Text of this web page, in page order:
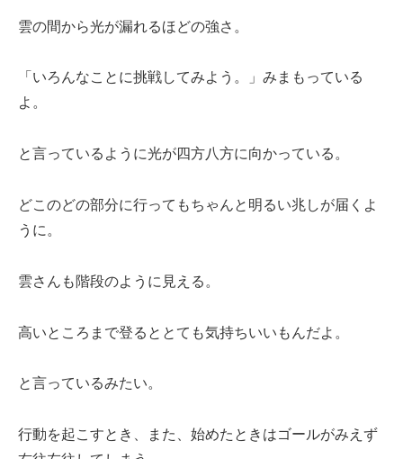
雲の間から光が漏れるほどの強さ。
「いろんなことに挑戦してみよう。」みまもっている
よ。
と言っているように光が四方八方に向かっている。
どこのどの部分に行ってもちゃんと明るい兆しが届くよ
うに。
雲さんも階段のように見える。
高いところまで登るととても気持ちいいもんだよ。
と言っているみたい。
行動を起こすとき、また、始めたときはゴールがみえず